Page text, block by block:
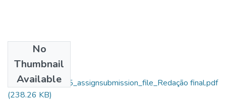
No
Thumbnail
Available
Matheus Alves
Mendonça_10385_assignsubmission_file_Redação final.pdf
(238.26 KB)